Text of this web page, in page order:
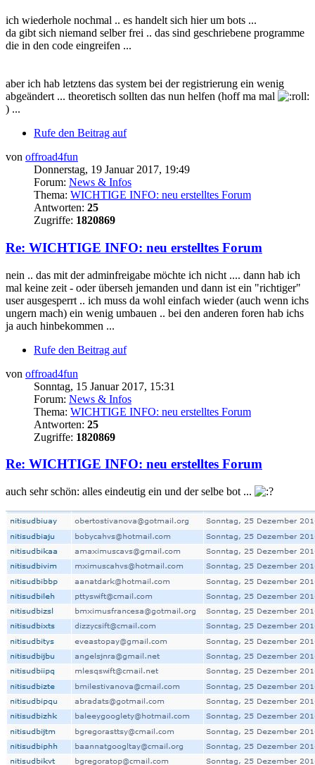
ich wiederhole nochmal .. es handelt sich hier um bots ...
da gibt sich niemand selber frei .. das sind geschriebene programme
die in den code eingreifen ...
aber ich hab letztens das system bei der registrierung ein wenig
abgeändert ... theoretisch sollten das nun helfen (hoff ma mal
) ...
Rufe den Beitrag auf
von offroad4fun
Donnerstag, 19 Januar 2017, 19:49
Forum: News & Infos
Thema: WICHTIGE INFO: neu erstelltes Forum
Antworten: 25
Zugriffe: 1820869
Re: WICHTIGE INFO: neu erstelltes Forum
nein .. das mit der adminfreigabe möchte ich nicht .... dann hab ich
mal keine zeit - oder überseh jemanden und dann ist ein "richtiger"
user ausgesperrt .. ich muss da wohl einfach wieder (auch wenn ichs
ungern mach) ein wenig umbauen .. bei den anderen foren hab ichs
ja auch hinbekommen ...
Rufe den Beitrag auf
von offroad4fun
Sonntag, 15 Januar 2017, 15:31
Forum: News & Infos
Thema: WICHTIGE INFO: neu erstelltes Forum
Antworten: 25
Zugriffe: 1820869
Re: WICHTIGE INFO: neu erstelltes Forum
auch sehr schön: alles eindeutig ein und der selbe bot ...